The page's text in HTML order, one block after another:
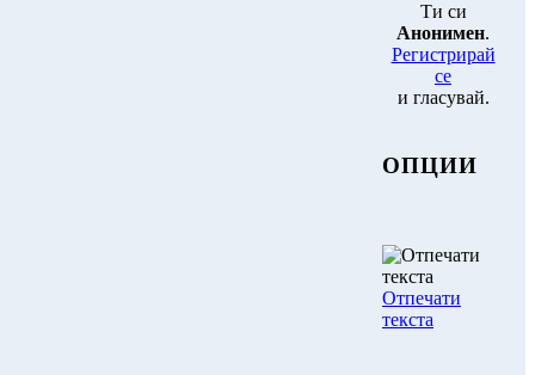
Ти си
Анонимен.
Регистрирай
се
и гласувай.
ОПЦИИ
Отпечати
текста